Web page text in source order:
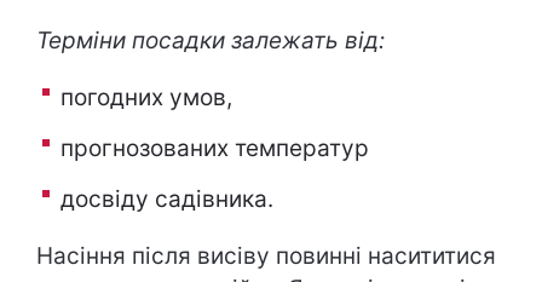
Терміни посадки залежать від:
погодних умов,
прогнозованих температур
досвіду садівника.
Насіння після висіву повинні насититися